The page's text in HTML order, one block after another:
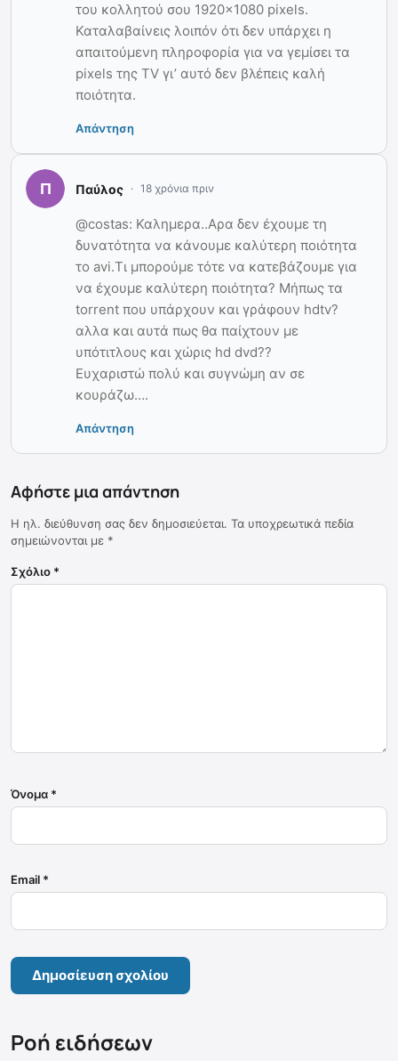
του κολλητού σου 1920×1080 pixels.
Καταλαβαίνεις λοιπόν ότι δεν υπάρχει η
απαιτούμενη πληροφορία για να γεμίσει τα
pixels της TV γι’ αυτό δεν βλέπεις καλή
ποιότητα.
Απάντηση
Παύλος 18 χρόνια πριν
@costas: Καλημερα..Αρα δεν έχουμε τη
δυνατότητα να κάνουμε καλύτερη ποιότητα
το avi.Τι μπορούμε τότε να κατεβάζουμε για
να έχουμε καλύτερη ποιότητα? Μήπως τα
torrent που υπάρχουν και γράφουν hdtv?
αλλα και αυτά πως θα παίχτουν με
υπότιτλους και χώρις hd dvd??
Ευχαριστώ πολύ και συγνώμη αν σε
κουράζω….
Απάντηση
Αφήστε μια απάντηση
Η ηλ. διεύθυνση σας δεν δημοσιεύεται. Τα υποχρεωτικά πεδία
σημειώνονται με *
Σχόλιο *
Όνομα *
Email *
Ροή ειδήσεων